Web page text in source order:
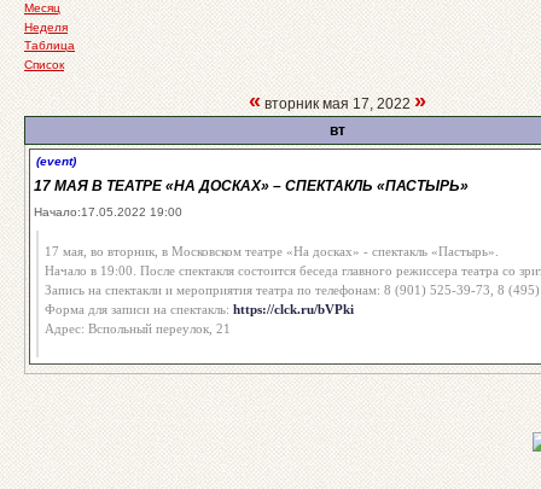
Месяц
Неделя
Таблица
Список
« вторник мая 17, 2022 »
вт
(event)
17 МАЯ В ТЕАТРЕ «НА ДОСКАХ» – СПЕКТАКЛЬ «ПАСТЫРЬ»
Начало:17.05.2022 19:00
17 мая, во вторник, в Московском театре «На досках» - спектакль «Пастырь».
Начало в 19:00. После спектакля состоится беседа главного режиссера театра со
Запись на спектакли и мероприятия театра по телефонам: 8 (901) 525-39-73, 8
Форма для записи на спектакль: https://clck.ru/bVPki
Адрес: Вспольный переулок, 21